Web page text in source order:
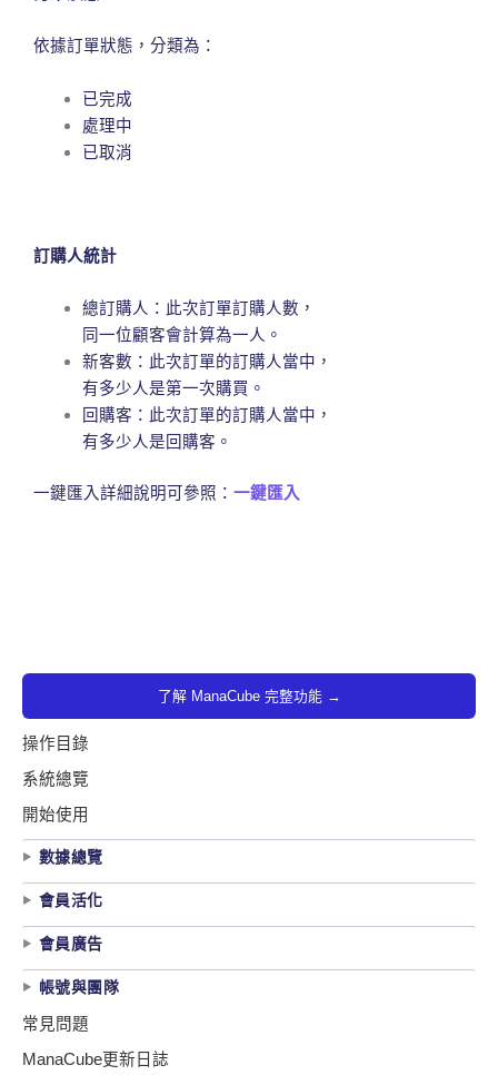
了解 ManaCube 完整功能 →
操作目錄
系統總覽
開始使用
數據總覽
會員活化
會員廣告
帳號與團隊
常見問題
ManaCube更新日誌
依據訂單狀態，分類為：
已完成
處理中
已取消
訂購人統計
總訂購人：此次訂單訂購人數，
同一位顧客會計算為一人。
新客數：此次訂單的訂購人當中，
有多少人是第一次購買。
回購客：此次訂單的訂購人當中，
有多少人是回購客。
‍一鍵匯入詳細說明可參照： 一鍵匯入